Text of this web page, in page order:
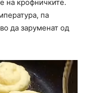
на крофничките.
па
да заруменат од